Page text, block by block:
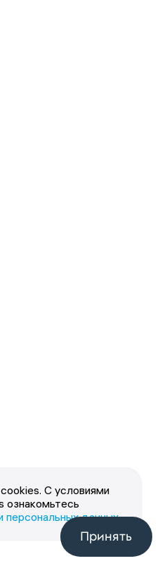
С условиями
ознакомьтесь
персональных данных.
Принять